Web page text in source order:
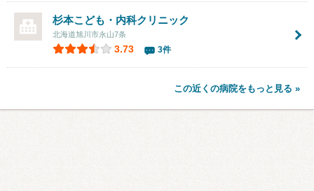
杉本こども・内科クリニック
北海道旭川市永山7条
3.73 3件
この近くの病院をもっと見る »